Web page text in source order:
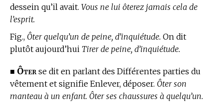
dessein qu’il avait. Vous ne lui ôterez jamais cela de
l’esprit.
Fig., Ôter quelqu’un de peine, d’inquiétude. On dit
plutôt aujourd’hui Tirer de peine, d’inquiétude.
■ Ôter se dit en parlant des Différentes parties du
vêtement et signifie Enlever, déposer. Ôter son
manteau à un enfant. Ôter ses chaussures à quelqu’un.